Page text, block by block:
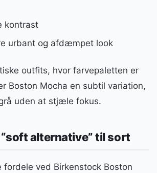
kontrast
urbant og afdæmpet look
outfits, hvor farvepaletten er
Boston Mocha en subtil variation,
uden at stjæle fokus.
alternative” til sort
fordele ved Birkenstock Boston